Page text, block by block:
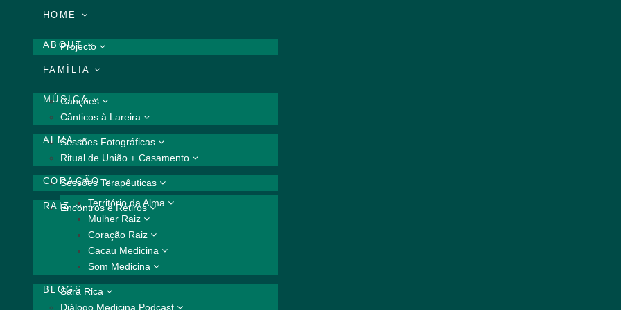
HOME
ABOUT
Projecto
FAMÍLIA
MÚSICA
Canções
Cânticos à Lareira
ALMASessões Fotográficas
Ritual de União ± Casamento
CORAÇÃO
Sessões Terapêuticas
RAIZEncontros e Retiros
Território da Alma
Mulher Raiz
Coração Raiz
Cacau Medicina
Som Medicina
BLOGS
Sara Rica
Diálogo Medicina Podcast